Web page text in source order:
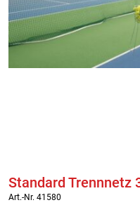
Standard Trennnetz
Art.-Nr. 41580